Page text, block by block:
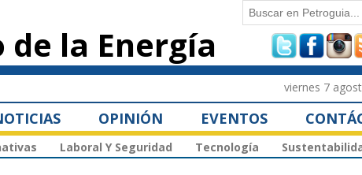
de la Energía
Formulario
búsqueda
Buscar
viernes 7
OPINIÓN EVENTOS
Laboral Y Seguridad Tecnología